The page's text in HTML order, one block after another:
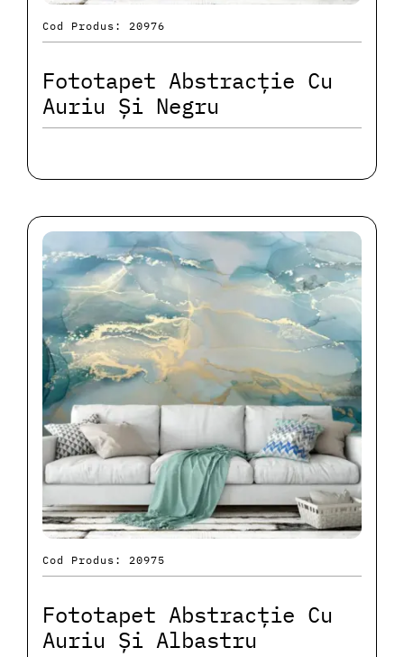
Cod Produs: 20976
Fototapet Abstracție Cu
Auriu Și Negru
Cod Produs: 20975
Fototapet Abstracție Cu
Auriu Și Albastru